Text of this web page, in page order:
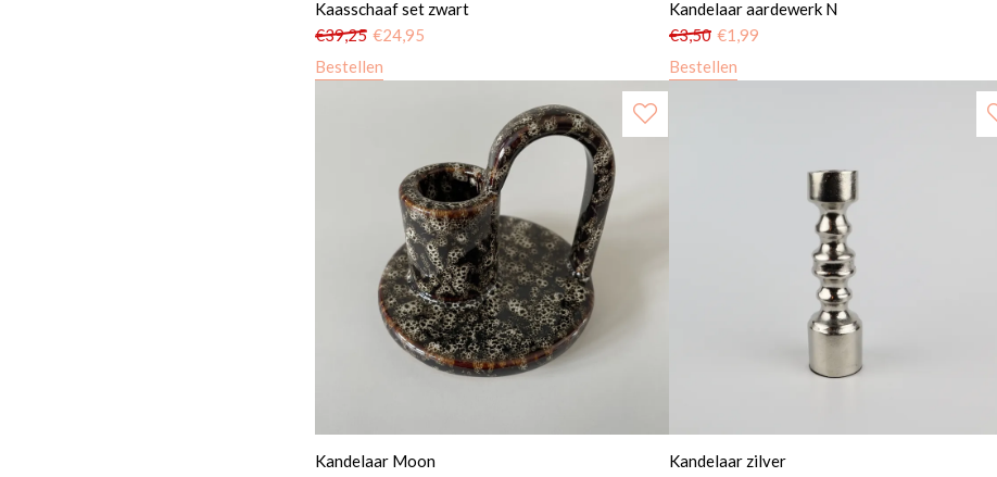
Kaasschaaf set zwart
€39,25 €24,95
Bestellen
Kandelaar aardewerk N
€3,50 €1,99
Bestellen
Kandelaar Moon
Kandelaar zilver